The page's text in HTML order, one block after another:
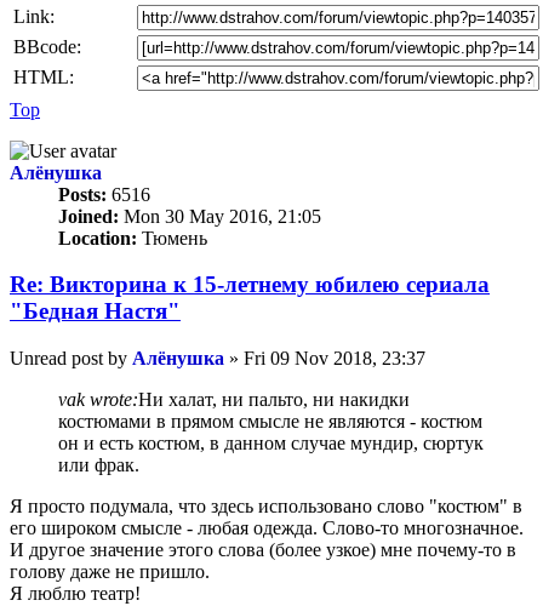
Link:
BBcode:
HTML:
Top
Алёнушка
Posts: 6516
Joined: Mon 30 May 2016, 21:05
Location: Тюмень
Re: Викторина к 15-летнему юбилею сериала
"Бедная Настя"
Unread post by Алёнушка » Fri 09 Nov 2018, 23:37
vak wrote:Ни халат, ни пальто, ни накидки
костюмами в прямом смысле не являются - костюм
он и есть костюм, в данном случае мундир, сюртук
или фрак.
Я просто подумала, что здесь использовано слово "костюм" в
его широком смысле - любая одежда. Слово-то многозначное.
И другое значение этого слова (более узкое) мне почему-то в
голову даже не пришло.
Я люблю театр!